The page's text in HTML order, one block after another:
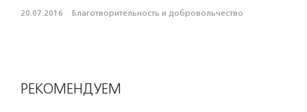
20.07.2016 · Благотвори­тель­ность и доброволь­чест­во
РЕКОМЕНДУЕМ